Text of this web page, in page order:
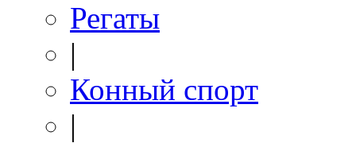
Регаты
|
Конный спорт
|